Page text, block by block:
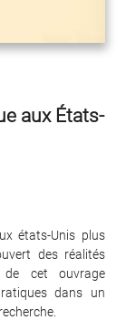
aux États-
états-Unis plus
des réalités
de cet ouvrage
dans un